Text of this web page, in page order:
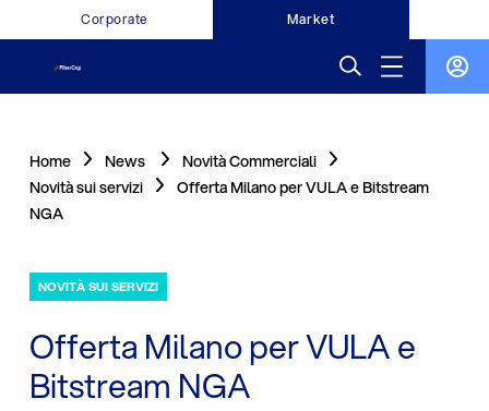
Corporate Market
Home News
Novità Commerciali
Novità sui servizi
Offerta Milano per VULA e Bitstream
NGA
NOVITÀ SUI SERVIZI
Offerta Milano per VULA e
Bitstream NGA